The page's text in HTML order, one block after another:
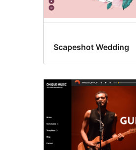
Scapeshot Wedding